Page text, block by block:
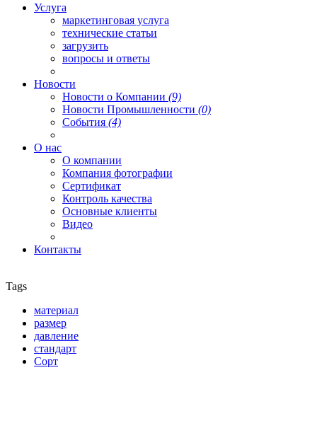
Услуга
маркетинговая услуга
технические статьи
загрузить
вопросы и ответы
Новости
Новости о Компании (9)
Новости Промышленности (0)
События (4)
О нас
О компании
Компания фотографии
Сертификат
Контроль качества
Основные клиенты
Видео
Контакты
Tags
материал
размер
давление
стандарт
Сорт